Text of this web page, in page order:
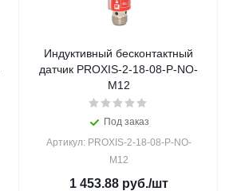
Индуктивный бесконтактный
датчик PROXIS-2-18-08-P-NO-
M12
Под заказ
Артикул: PROXIS-2-18-08-P-NO-
M12
1 453.88руб./шт